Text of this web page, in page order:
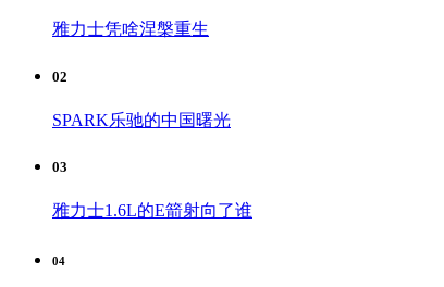
雅力士凭啥涅槃重生
02
SPARK乐驰的中国曙光
03
雅力士1.6L的E箭射向了谁
04